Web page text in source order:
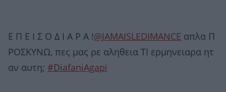
Ε Π Ε Ι Σ Ο Δ Ι Α Ρ Α !@JAMAISLEDIMANCE απλα Π
ΡΟΣΚΥΝΩ, πες μας ρε αληθεια ΤΙ ερμηνειαρα ητ
αν αυτη; #DiafaniAgapi